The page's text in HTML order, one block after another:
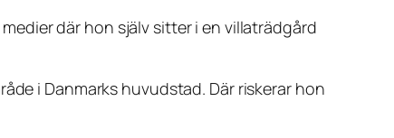
där hon själv sitter i en villaträdgård
i Danmarks huvudstad. Där riskerar hon